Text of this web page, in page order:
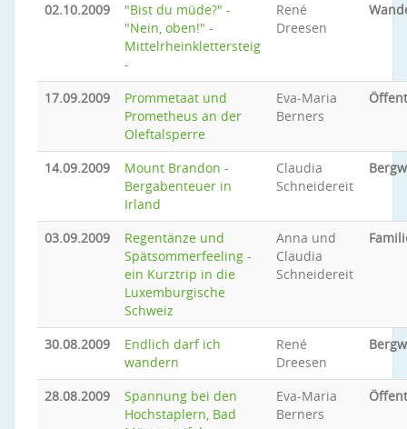
02.10.2009
"Bist du müde?" -
"Nein, oben!" -
Mittelrheinklettersteig
-
René
Dreesen
17.09.2009
Prommetaat und
Prometheus an der
Oleftalsperre
Eva-Maria
Berners
14.09.2009
Mount Brandon -
Bergabenteuer in
Irland
Claudia
Schneidereit
03.09.2009
Regentänze und
Spätsommerfeeling -
ein Kurztrip in die
Luxemburgische
Schweiz
Anna und
Claudia
Schneidereit
30.08.2009
Endlich darf ich
wandern
René
Dreesen
28.08.2009
Spannung bei den
Hochstaplern, Bad
Eva-Maria
Berners